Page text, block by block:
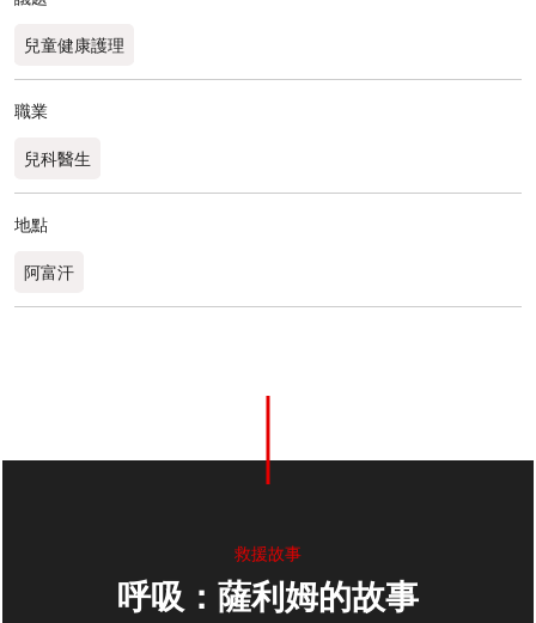
兒童健康護理
職業
兒科醫生
地點
阿富汗
救援故事
呼吸：薩利姆的故事